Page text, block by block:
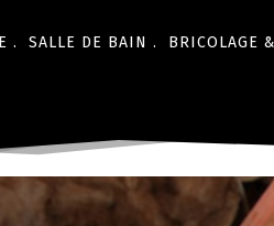
. SALLE DE BAIN . BRICOLAGE